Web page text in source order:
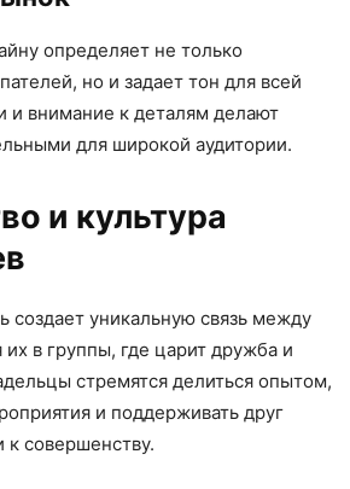
определяет не только
но и задает тон для всей
и внимание к деталям делают
для широкой аудитории.
и культура
создает уникальную связь между
в группы, где царит дружба и
стремятся делиться опытом,
и поддерживать друг
к совершенству.